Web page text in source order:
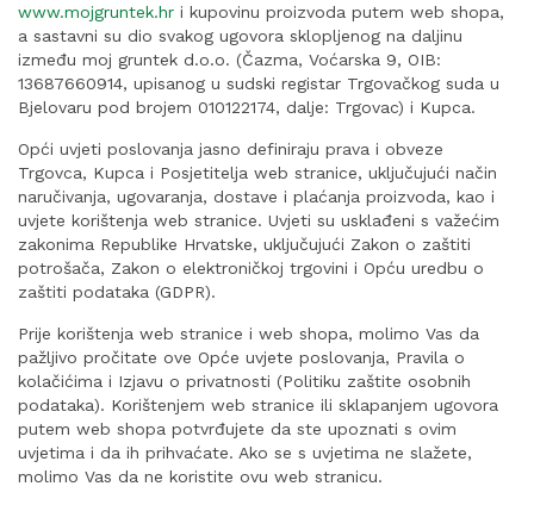
www.mojgruntek.hr i kupovinu proizvoda putem web shopa,
a sastavni su dio svakog ugovora sklopljenog na daljinu
između moj gruntek d.o.o. (Čazma, Voćarska 9, OIB:
13687660914, upisanog u sudski registar Trgovačkog suda u
Bjelovaru pod brojem 010122174, dalje: Trgovac) i Kupca.
Opći uvjeti poslovanja jasno definiraju prava i obveze
Trgovca, Kupca i Posjetitelja web stranice, uključujući način
naručivanja, ugovaranja, dostave i plaćanja proizvoda, kao i
uvjete korištenja web stranice. Uvjeti su usklađeni s važećim
zakonima Republike Hrvatske, uključujući Zakon o zaštiti
potrošača, Zakon o elektroničkoj trgovini i Opću uredbu o
zaštiti podataka (GDPR).
Prije korištenja web stranice i web shopa, molimo Vas da
pažljivo pročitate ove Opće uvjete poslovanja, Pravila o
kolačićima i Izjavu o privatnosti (Politiku zaštite osobnih
podataka). Korištenjem web stranice ili sklapanjem ugovora
putem web shopa potvrđujete da ste upoznati s ovim
uvjetima i da ih prihvaćate. Ako se s uvjetima ne slažete,
molimo Vas da ne koristite ovu web stranicu.